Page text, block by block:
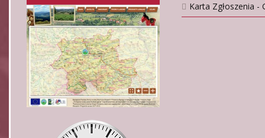
Karta Zgłoszenia -